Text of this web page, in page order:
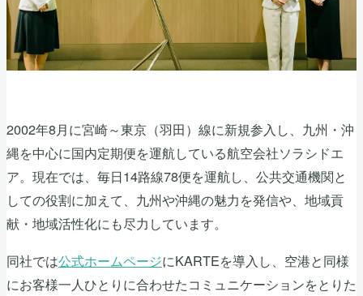
2002年8月に宮崎～東京（羽田）線に新規参入し、九州・沖
縄を中心に国内定期便を運航している航空会社ソラシドエ
ア。現在では、毎日14路線78便を運航し、公共交通機関と
しての役割に加えて、九州や沖縄の魅力を発信や、地域貢
献・地域活性化にも尽力しています。
同社では公式ホームページにKARTEを導入し、空港と同様
にお客様一人ひとりに合わせたコミュニケーションをとりた